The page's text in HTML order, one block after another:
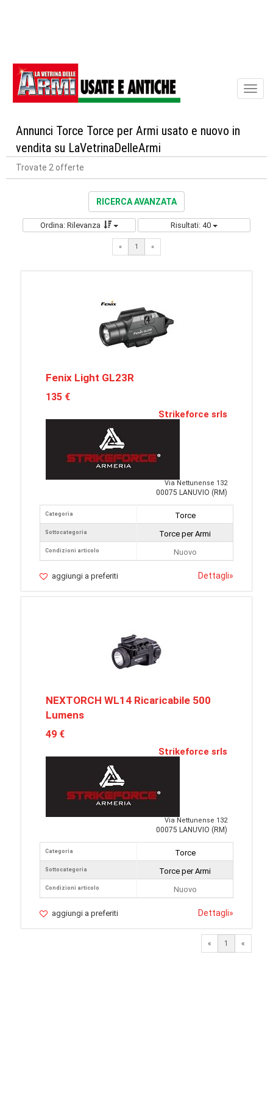
Annunci Torce Torce per Armi usato e nuovo in
vendita su LaVetrinaDelleArmi
Trovate 2 offerte
RICERCA AVANZATA
Ordina: Rilevanza Risultati: 40
« 1 «
Fenix Light GL23R
135 €
Strikeforce srls
Via Nettunense 132
00075 LANUVIO (RM)
Categoria
Sottocategoria
Condizioni articolo
Torce
Torce per Armi
Nuovo
aggiungi a preferiti Dettagli»
NEXTORCH WL14 Ricaricabile 500
Lumens
49 €
Strikeforce srls
Via Nettunense 132
00075 LANUVIO (RM)
Categoria
Sottocategoria
Condizioni articolo
Torce
Torce per Armi
Nuovo
aggiungi a preferiti Dettagli»
« 1 «